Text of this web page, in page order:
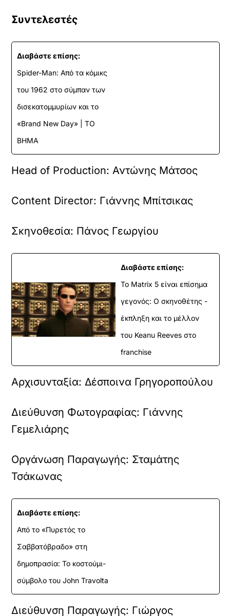
Συντελεστές
Διαβάστε επίσης:
Spider-Man: Από τα κόμικς
του 1962 στο σύμπαν των
δισεκατομμυρίων και το
«Brand New Day» | ΤΟ
ΒΗΜΑ
Head of Production: Αντώνης Μάτσος
Content Director: Γιάννης Μπίτσικας
Σκηνοθεσία: Πάνος Γεωργίου
Διαβάστε επίσης:
Το Matrix 5 είναι επίσημα
γεγονός: Ο σκηνοθέτης -
έκπληξη και το μέλλον
του Keanu Reeves στο
franchise
Αρχισυνταξία: Δέσποινα Γρηγοροπούλου
Διεύθυνση Φωτογραφίας: Γιάννης
Γεμελιάρης
Οργάνωση Παραγωγής: Σταμάτης
Τσάκωνας
Διαβάστε επίσης:
Από το «Πυρετός το
Σαββατόβραδο» στη
δημοπρασία: Το κοστούμι-
σύμβολο του John Travolta
Διεύθυνση Παραγωγής: Γιώργος